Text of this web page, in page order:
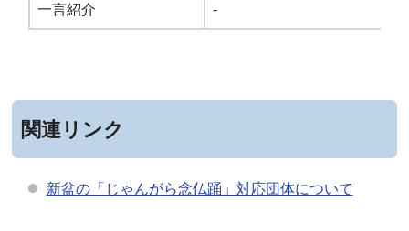
一言紹介 -
関連リンク
新盆の「じゃんがら念仏踊」対応団体について